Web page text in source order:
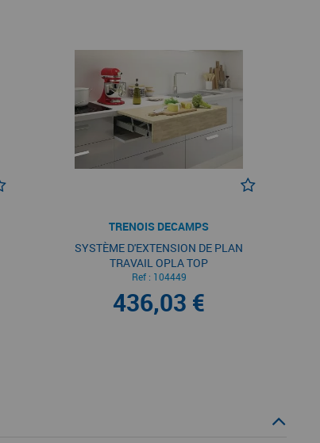
TRENOIS DECAMPS
SYSTÈME D'EXTENSION DE PLAN
TRAVAIL OPLA TOP
Ref : 104449
436,03 €